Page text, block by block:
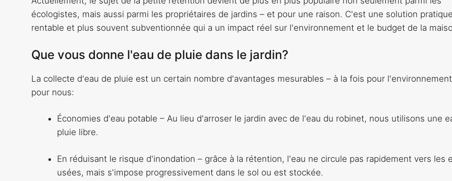
écologistes, mais aussi parmi les propriétaires de jardins – et pour une raison. C'est une solution
rentable et plus souvent subventionnée qui a un impact réel sur l'environnement et le budget de la
Que vous donne l'eau de pluie dans le jardin?
La collecte d'eau de pluie est un certain nombre d'avantages mesurables – à la fois pour
pour nous:
Économies d'eau potable – Au lieu d'arroser le jardin avec de l'eau du robinet, nous utilisons une
pluie libre.
En réduisant le risque d'inondation – grâce à la rétention, l'eau ne circule pas rapidement vers les
usées, mais s'impose progressivement dans le sol ou est stockée.